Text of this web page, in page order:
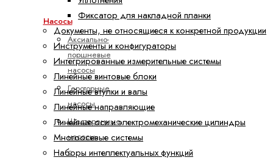
Насосы
Аксиально-
поршневые
насосы
Героторные
насосы
Шестеренные
насосы
с
Фиксатор для накладной планки
Документы, не относящиеся к конкретной продукции
Инструменты и конфигураторы
Интегрированные измерительные системы
Линейные винтовые блоки
Линейные втулки и валы
Линейные направляющие
Линейные оси и электромеханические цилиндры
Многоосевые системы
Наборы интеллектуальных функций